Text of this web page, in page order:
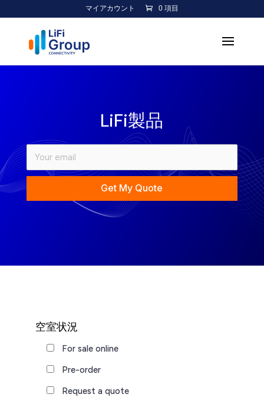
マイアカウント 0 項目
LiFi製品
Get My Quote
空室状況
For sale online
Pre-order
Request a quote